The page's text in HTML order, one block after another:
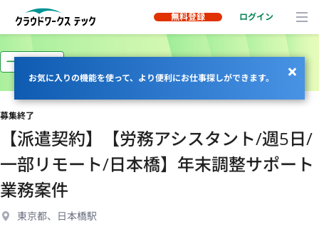
無料登録 ログイン
お気に入りの機能を使って、より便利にお仕事探しができます。
一部リモート
募集終了
【派遣契約】【労務アシスタント/週5日/
一部リモート/日本橋】年末調整サポート
業務案件
東京都、日本橋駅